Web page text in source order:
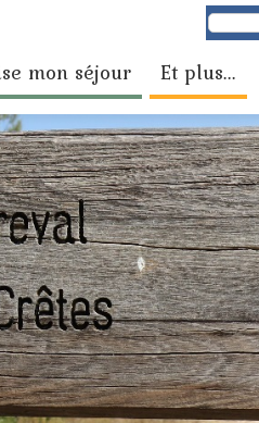
mon séjour Et plus...